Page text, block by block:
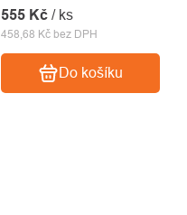
458,68 Kč bez DPH
555 Kč / ks
Do košíku